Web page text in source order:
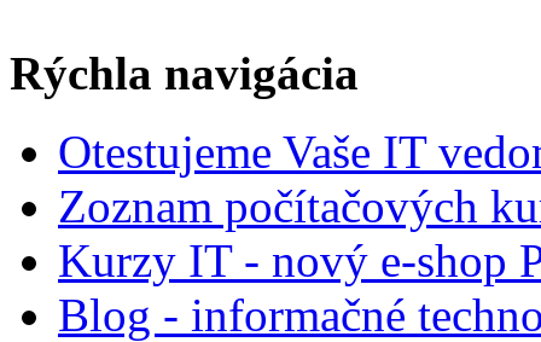
Rýchla navigácia
Otestujeme Vaše IT
Zoznam počítačových
Kurzy IT - nový e-shop
Blog - informačné